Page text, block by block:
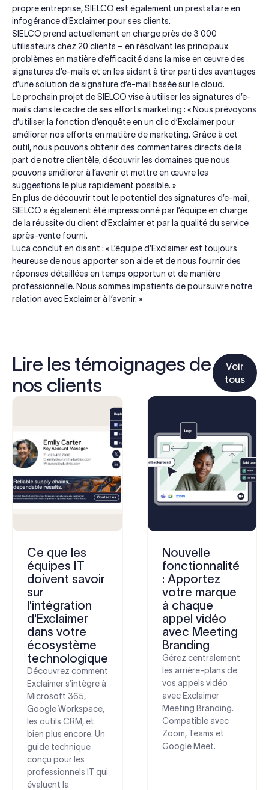
propre entreprise, SIELCO est également un prestataire en
infogérance d’Exclaimer pour ses clients.
SIELCO prend actuellement en charge près de 3 000
utilisateurs chez 20 clients – en résolvant les principaux
problèmes en matière d’efficacité dans la mise en œuvre des
signatures d’e-mails et en les aidant à tirer parti des avantages
d’une solution de signature d’e-mail basée sur le cloud.
Le prochain projet de SIELCO vise à utiliser les signatures d’e-
mails dans le cadre de ses efforts marketing : « Nous prévoyons
d’utiliser la fonction d’enquête en un clic d’Exclaimer pour
améliorer nos efforts en matière de marketing. Grâce à cet
outil, nous pouvons obtenir des commentaires directs de la
part de notre clientèle, découvrir les domaines que nous
pouvons améliorer à l’avenir et mettre en œuvre les
suggestions le plus rapidement possible. »
En plus de découvrir tout le potentiel des signatures d’e-mail,
SIELCO a également été impressionné par l’équipe en charge
de la réussite du client d’Exclaimer et par la qualité du service
après-vente fourni.
Luca conclut en disant : « L’équipe d’Exclaimer est toujours
heureuse de nous apporter son aide et de nous fournir des
réponses détaillées en temps opportun et de manière
professionnelle. Nous sommes impatients de poursuivre notre
relation avec Exclaimer à l’avenir. »
Lire les témoignages de
nos clients
Voir
tous
Ce que les
équipes IT
doivent savoir
sur
l'intégration
d'Exclaimer
dans votre
écosystème
technologique
Découvrez comment
Exclaimer s’intègre à
Microsoft 365,
Google Workspace,
les outils CRM, et
bien plus encore. Un
guide technique
conçu pour les
professionnels IT qui
évaluent la
Nouvelle
fonctionnalité
: Apportez
votre marque
à chaque
appel vidéo
avec Meeting
Branding
Gérez centralement
les arrière-plans de
vos appels vidéo
avec Exclaimer
Meeting Branding.
Compatible avec
Zoom, Teams et
Google Meet.